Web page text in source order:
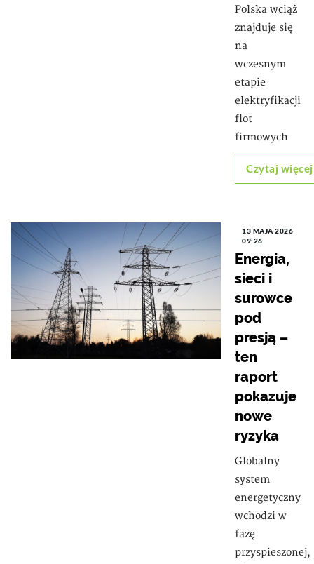
Polska wciąż
znajduje się
na
wczesnym
etapie
elektryfikacji
flot
firmowych
Czytaj więcej
13 MAJA 2026
09:26
Energia,
sieci i
surowce
pod
presją –
ten
raport
pokazuje
nowe
ryzyka
Globalny
system
energetyczny
wchodzi w
fazę
przyspieszonej,